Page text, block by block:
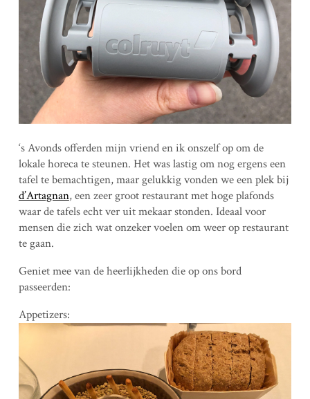
‘s Avonds offerden mijn vriend en ik onszelf op om de
lokale horeca te steunen. Het was lastig om nog ergens een
tafel te bemachtigen, maar gelukkig vonden we een plek bij
d’Artagnan, een zeer groot restaurant met hoge plafonds
waar de tafels echt ver uit mekaar stonden. Ideaal voor
mensen die zich wat onzeker voelen om weer op restaurant
te gaan.
Geniet mee van de heerlijkheden die op ons bord
passeerden:
Appetizers: